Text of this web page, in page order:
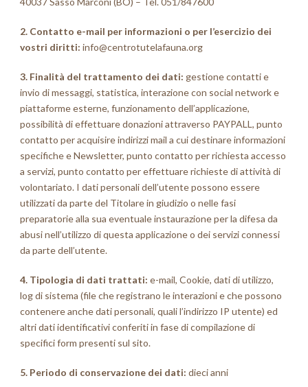
2. Contatto e-mail per informazioni o per l’esercizio dei
vostri diritti: info@centrotutelafauna.org
3. Finalità del trattamento dei dati: gestione contatti e
invio di messaggi, statistica, interazione con social network e
piattaforme esterne, funzionamento dell’applicazione,
possibilità di effettuare donazioni attraverso PAYPALL, punto
contatto per acquisire indirizzi mail a cui destinare informazioni
specifiche e Newsletter, punto contatto per richiesta accesso
a servizi, punto contatto per effettuare richieste di attività di
volontariato. I dati personali dell’utente possono essere
utilizzati da parte del Titolare in giudizio o nelle fasi
preparatorie alla sua eventuale instaurazione per la difesa da
abusi nell’utilizzo di questa applicazione o dei servizi connessi
da parte dell’utente.
4. Tipologia di dati trattati: e-mail, Cookie, dati di utilizzo,
log di sistema (file che registrano le interazioni e che possono
contenere anche dati personali, quali l’indirizzo IP utente) ed
altri dati identificativi conferiti in fase di compilazione di
specifici form presenti sul sito.
5. Periodo di conservazione dei dati: dieci anni